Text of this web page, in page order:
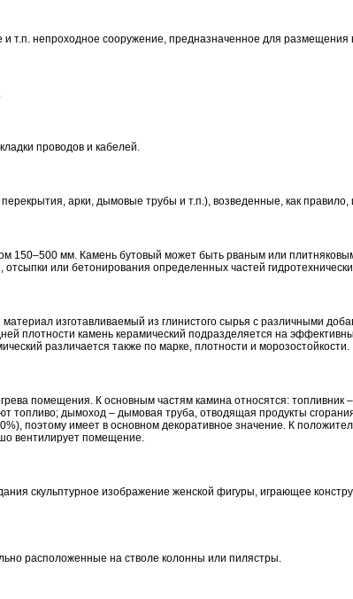
и т.п. непроходное сооружение, предназначенное для размещения
проводов и кабелей.
арки, дымовые трубы и т.п.), возведенные, как правило,
150–500 мм. Камень бутовый может быть рваным или
или бетонирования определенных частей
изготавливаемый из глинистого сырья с различными
плотности камень керамический подразделяется на
различается также по марке, плотности и морозостойкости.
помещения. К основным частям камина относятся: топливник
топливо; дымоход – дымовая труба, отводящая продукты
поэтому имеет в основном декоративное значение. К
вентилирует помещение.
скульптурное изображение женской фигуры, играющее
расположенные на стволе колонны или пилястры.